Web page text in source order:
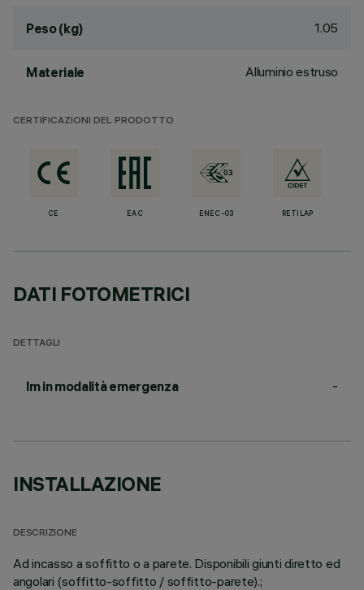
Peso (kg) 1.05
Materiale Alluminio estruso
CERTIFICAZIONI DEL PRODOTTO
CE EAC ENEC-03 RETILAP
DATI FOTOMETRICI
DETTAGLI
lm in modalità emergenza -
INSTALLAZIONE
DESCRIZIONE
Ad incasso a soffitto o a parete. Disponibili giunti diretto ed
angolari (soffitto-soffitto / soffitto-parete).;